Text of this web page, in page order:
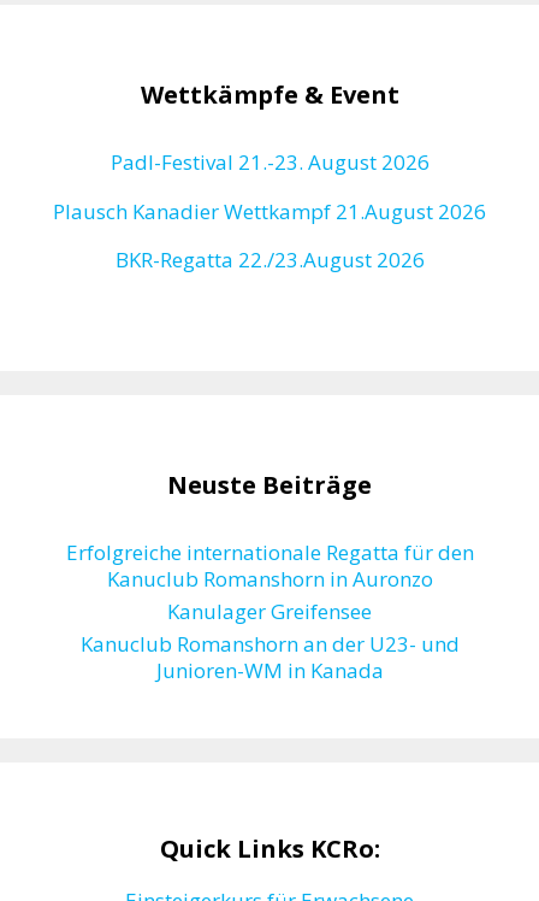
Wettkämpfe & Event
Padl-Festival 21.-23. August 2026
Plausch Kanadier Wettkampf 21.August 2026
BKR-Regatta 22./23.August 2026
Neuste Beiträge
Erfolgreiche internationale Regatta für den
Kanuclub Romanshorn in Auronzo
Kanulager Greifensee
Kanuclub Romanshorn an der U23- und
Junioren-WM in Kanada
Quick Links KCRo: